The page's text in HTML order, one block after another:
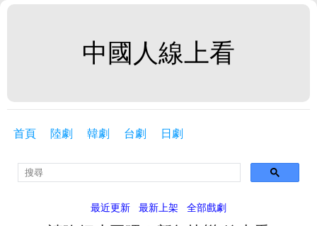
中國人線上看
首頁 陸劇 韓劇 台劇 日劇
最近更新 最新上架 全部戲劇